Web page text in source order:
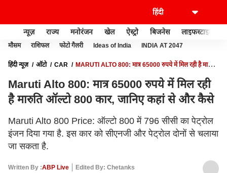
न्यूज़ राज्य मनोरंजन खेल ऐस्ट्रो बिजनेस लाइफस्टाइल
मौसम राशिफल फोटो गैलरी Ideas of India INDIA AT 2047
हिंदी न्यूज़ ऑटो CAR
MARUTI ALTO 800: मात्र 65000 रुपये में मिल रही है मारुति
Maruti Alto 800: मात्र 65000 रुपये में मिल रही
है मारुति ऑल्टो 800 कार, जानिए कहां से और कैसे
Maruti Alto 800 Price: ऑल्टो 800 में 796 सीसी का पेट्रोल
इंजन दिया गया है. इस कार को सीएनजी और पेट्रोल दोनों से चलाया
जा सकता है.
Written By :ABP Live
Edited By: Chetanks